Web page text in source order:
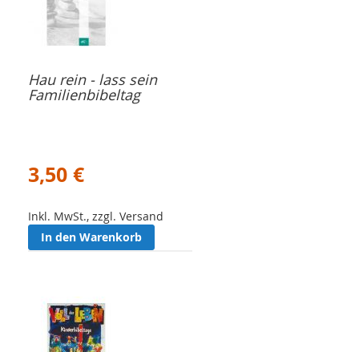
Hau rein - lass sein
Familienbibeltag
3,50 €
Inkl. MwSt., zzgl. Versand
In den Warenkorb